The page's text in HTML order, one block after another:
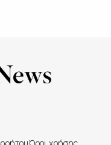
Όροι χρήσης